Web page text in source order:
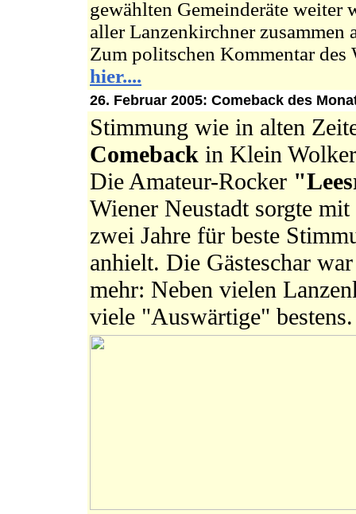
gewählten Gemeinderäte weiter
aller Lanzenkirchner zusammen
Zum politschen Kommentar
hier....
26. Februar 2005: Comeback des
Stimmung wie in alten
Comeback in Klein
Die Amateur-Rocker "
Wiener Neustadt sorgte
zwei Jahre für beste
anhielt. Die Gästeschar
mehr: Neben vielen
viele "Auswärtige" bestens.